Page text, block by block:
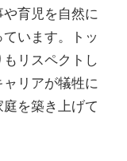
育児を自然に
います。トッ
リスペクトし
リアが犠牲に
を築き上げて